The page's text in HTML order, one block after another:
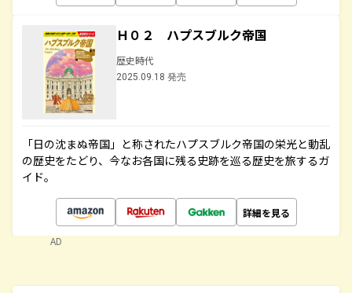
Ｈ０２ ハプスブルク帝国
歴史時代
2025.09.18 発売
「日の沈まぬ帝国」と称されたハプスブルク帝国の栄光と動乱
の歴史をたどり、今なお各国に残る史跡を巡る歴史を旅するガ
イド。
詳細を見る
AD